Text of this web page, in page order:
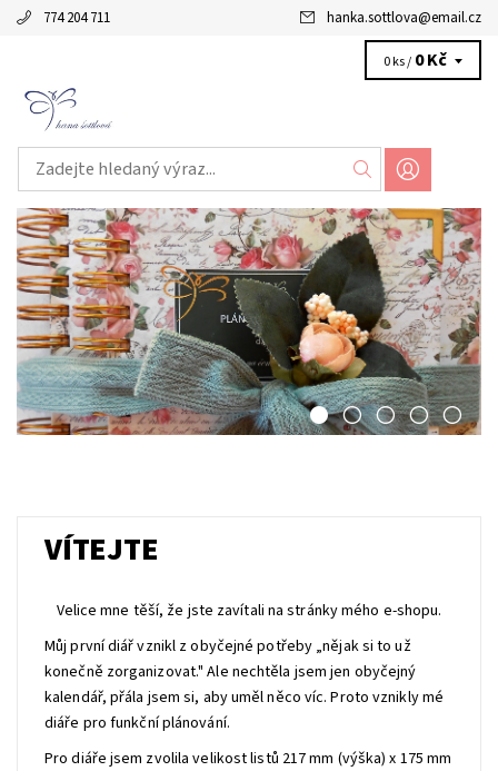
774 204 711 hanka.sottlova@email.cz
0 ks / 0 Kč
VÍTEJTE
Velice mne těší, že jste zavítali na stránky mého e-shopu.
Můj první diář vznikl z obyčejné potřeby „nějak si to už
konečně zorganizovat." Ale nechtěla jsem jen obyčejný
kalendář, přála jsem si, aby uměl něco víc. Proto vznikly mé
diáře pro funkční plánování.
Pro diáře jsem zvolila velikost listů 217 mm (výška) x 175 mm